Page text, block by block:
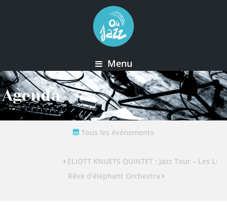
Menu
Agenda
Tous les événements
ELIOTT KNUETS QUINTET : Jazz Tour – Les
Rêve d’éléphant Orchestra